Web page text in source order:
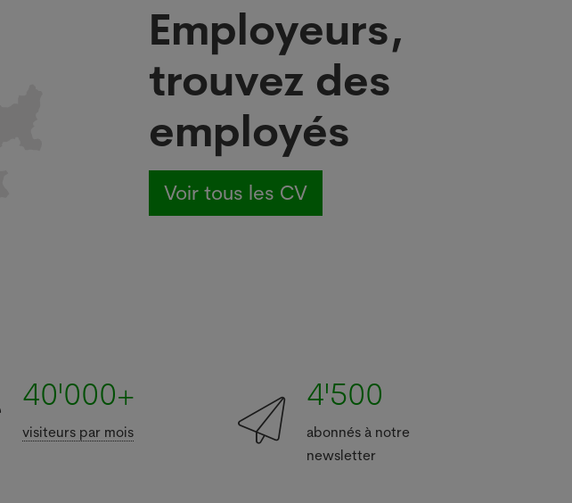
Employeurs,
trouvez des
employés
Voir tous les CV
40'000+
visiteurs par mois
4'500
abonnés à notre
newsletter